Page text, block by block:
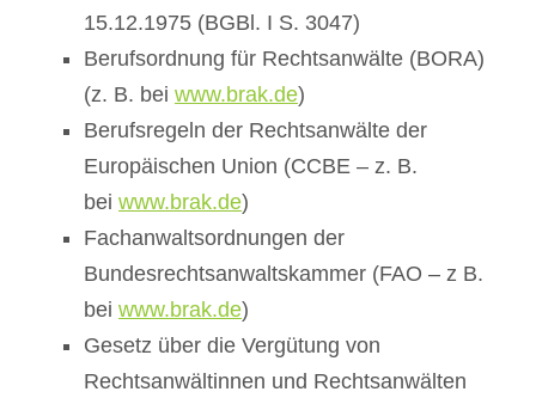
15.12.1975 (BGBl. I S. 3047)
Berufsordnung für Rechtsanwälte (BORA)
(z. B. bei www.brak.de)
Berufsregeln der Rechtsanwälte der
Europäischen Union (CCBE – z. B.
bei www.brak.de)
Fachanwaltsordnungen der
Bundesrechtsanwaltskammer (FAO – z B.
bei www.brak.de)
Gesetz über die Vergütung von
Rechtsanwältinnen und Rechtsanwälten